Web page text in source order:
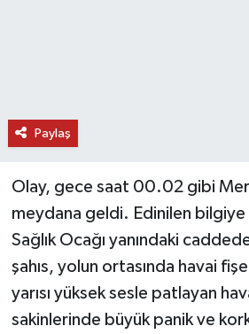
Paylaş
Olay, gece saat 00.02 gibi
meydana geldi. Edinilen
Sağlık Ocağı yanındaki
şahıs, yolun ortasında havai
yarısı yüksek sesle patlayan
sakinlerinde büyük panik ve